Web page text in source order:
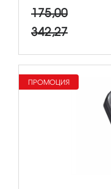
175,00
342,27
ПРОМОЦИЯ